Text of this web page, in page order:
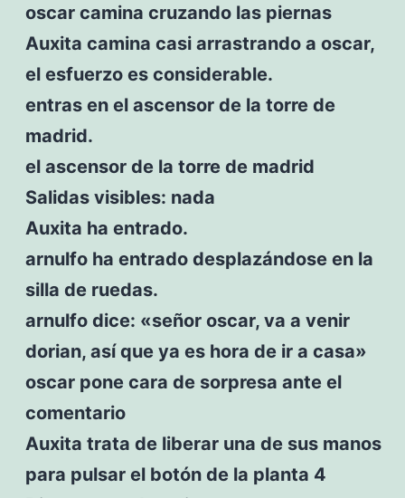
oscar camina cruzando las piernas
Auxita camina casi arrastrando a oscar,
el esfuerzo es considerable.
entras en el ascensor de la torre de
madrid.
el ascensor de la torre de madrid
Salidas visibles: nada
Auxita ha entrado.
arnulfo ha entrado desplazándose en la
silla de ruedas.
arnulfo dice: «señor oscar, va a venir
dorian, así que ya es hora de ir a casa»
oscar pone cara de sorpresa ante el
comentario
Auxita trata de liberar una de sus manos
para pulsar el botón de la planta 4